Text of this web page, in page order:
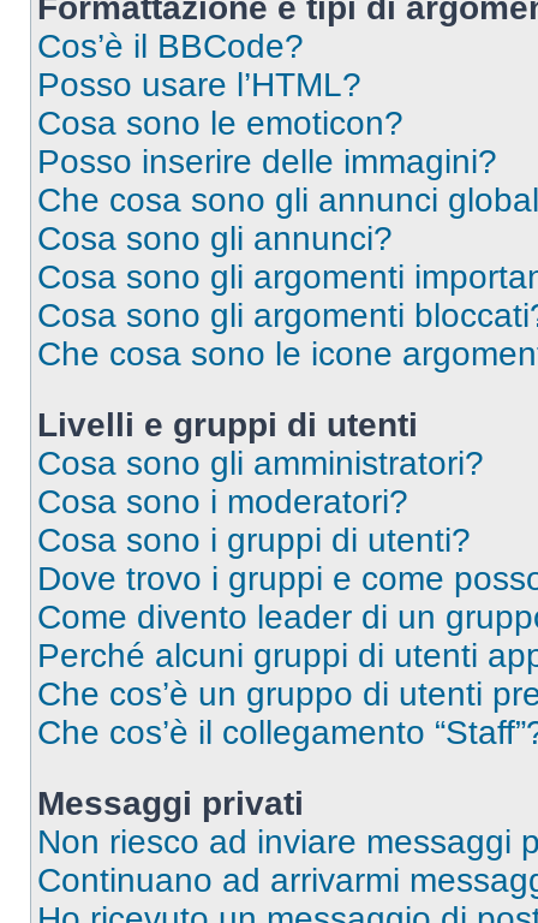
Formattazione e tipi di
Cos’è il BBCode?
Posso usare l’HTML?
Cosa sono le emoticon?
Posso inserire delle immagini?
Che cosa sono gli annunci
Cosa sono gli annunci?
Cosa sono gli argomenti
Cosa sono gli argomenti
Che cosa sono le icone
Livelli e gruppi di utenti
Cosa sono gli amministratori?
Cosa sono i moderatori?
Cosa sono i gruppi di utenti?
Dove trovo i gruppi e come
Come divento leader di un
Perché alcuni gruppi di utenti
Che cos’è un gruppo di utenti
Che cos’è il collegamento
Messaggi privati
Non riesco ad inviare messaggi
Continuano ad arrivarmi